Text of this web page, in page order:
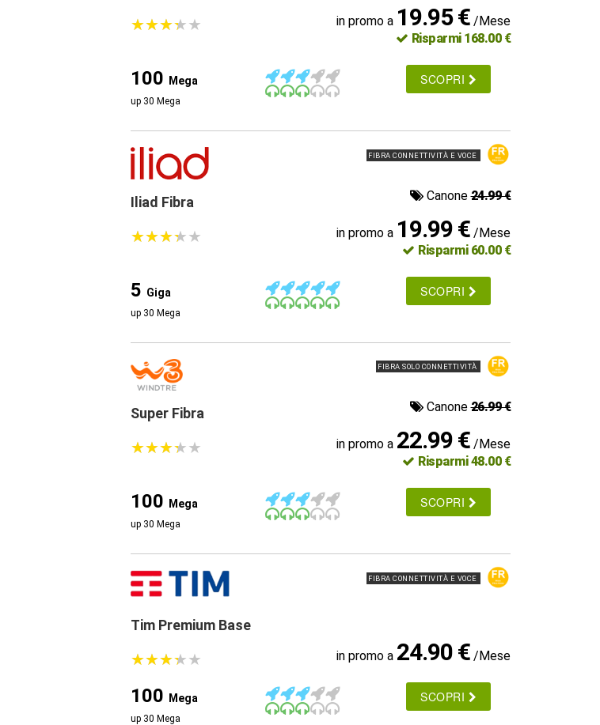
★★★★★
★★★★★ in promo a 19.95 € /Mese
Risparmi 168.00 €
100 Mega
up 30 Mega
SCOPRI
FIBRA CONNETTIVITÀ E VOCE
Iliad Fibra Canone24.99 €
★★★★★
★★★★★ in promo a 19.99 € /Mese
Risparmi 60.00 €
5 Giga
up 30 Mega
SCOPRI
FIBRA SOLO CONNETTIVITÀ
Super Fibra Canone26.99 €
★★★★★
★★★★★ in promo a 22.99 € /Mese
Risparmi 48.00 €
100 Mega
up 30 Mega
SCOPRI
FIBRA CONNETTIVITÀ E VOCE
Tim Premium Base
★★★★★
★★★★★ in promo a 24.90 € /Mese
100 Mega
up 30 Mega
SCOPRI